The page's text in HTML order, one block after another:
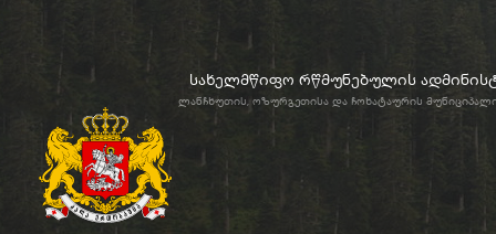
სახელმწიფო რწმუნებულის
ლანჩხუთის, ოზურგეთისა და ჩოხატაურის